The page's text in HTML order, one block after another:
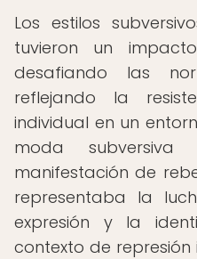
Los estilos
tuvieron un
desafiando las
reflejando la
individual en un
moda
manifestación de
representaba la
expresión y la
contexto de represión